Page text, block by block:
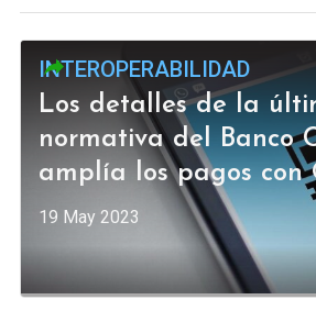
INTEROPERABILIDAD
Los detalles de la
normativa del Banco
amplía los pagos con
19 May 2023